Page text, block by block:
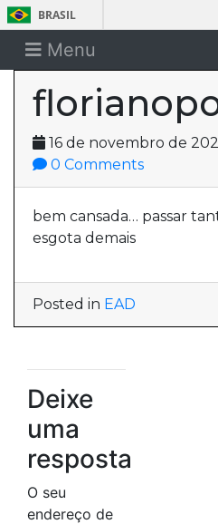
BRASIL
Menu
16 de novembro de
0 Comments
bem cansada… passar
esgota demais
Posted in EAD
Deixe
uma
resposta
O seu
endereço de